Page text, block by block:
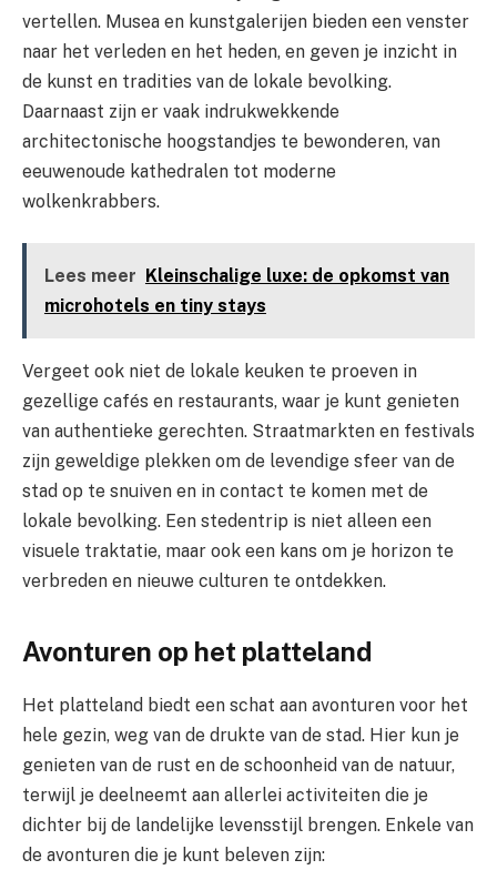
vertellen. Musea en kunstgalerijen bieden een venster
naar het verleden en het heden, en geven je inzicht in
de kunst en tradities van de lokale bevolking.
Daarnaast zijn er vaak indrukwekkende
architectonische hoogstandjes te bewonderen, van
eeuwenoude kathedralen tot moderne
wolkenkrabbers.
Lees meer
Kleinschalige luxe: de opkomst van
microhotels en tiny stays
Vergeet ook niet de lokale keuken te proeven in
gezellige cafés en restaurants, waar je kunt genieten
van authentieke gerechten. Straatmarkten en festivals
zijn geweldige plekken om de levendige sfeer van de
stad op te snuiven en in contact te komen met de
lokale bevolking. Een stedentrip is niet alleen een
visuele traktatie, maar ook een kans om je horizon te
verbreden en nieuwe culturen te ontdekken.
Avonturen op het platteland
Het platteland biedt een schat aan avonturen voor het
hele gezin, weg van de drukte van de stad. Hier kun je
genieten van de rust en de schoonheid van de natuur,
terwijl je deelneemt aan allerlei activiteiten die je
dichter bij de landelijke levensstijl brengen. Enkele van
de avonturen die je kunt beleven zijn: